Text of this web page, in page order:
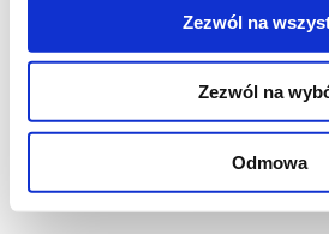
Zezwól na
Zezwól na
Odmowa